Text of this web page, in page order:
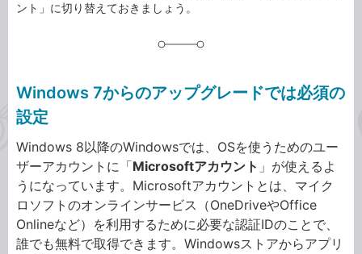
ント」に切り替えておきましょう。
Windows 7からのアップグレードでは必須の
設定
Windows 8以降のWindowsでは、OSを使うためのユー
ザーアカウントに「Microsoftアカウント 」が使えるよ
うになっています。Microsoftアカウントとは、マイク
ロソフトのオンラインサービス（OneDriveやOffice
Onlineなど）を利用するために必要な認証IDのことで、
誰でも無料で取得できます。Windowsストアからアプリ